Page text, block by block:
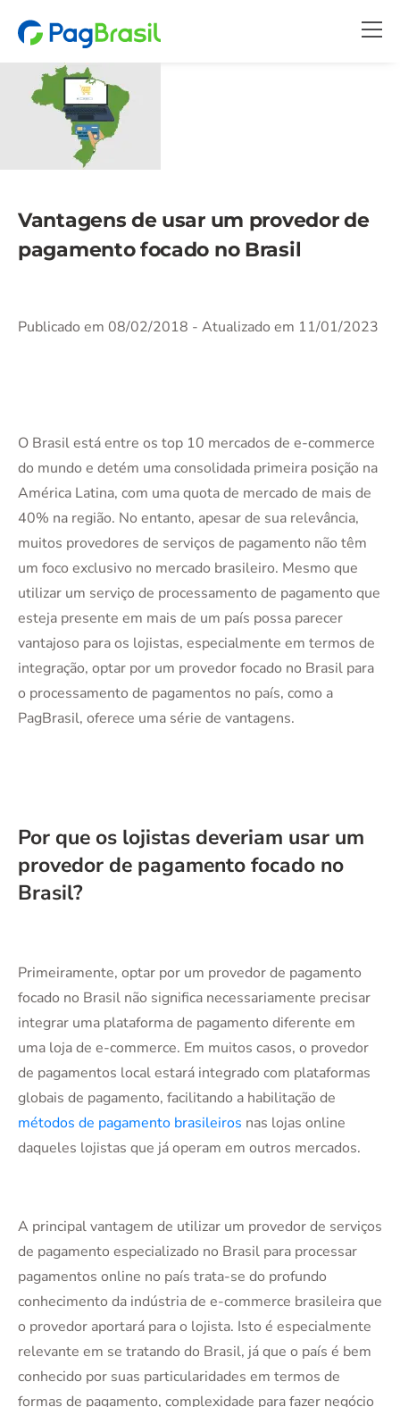
Vantagens de usar um provedor de
pagamento focado no Brasil
Publicado em 08/02/2018 - Atualizado em 11/01/2023
O Brasil está entre os top 10 mercados de e-commerce
do mundo e detém uma consolidada primeira posição na
América Latina, com uma quota de mercado de mais de
40% na região. No entanto, apesar de sua relevância,
muitos provedores de serviços de pagamento não têm
um foco exclusivo no mercado brasileiro. Mesmo que
utilizar um serviço de processamento de pagamento que
esteja presente em mais de um país possa parecer
vantajoso para os lojistas, especialmente em termos de
integração, optar por um provedor focado no Brasil para
o processamento de pagamentos no país, como a
PagBrasil, oferece uma série de vantagens.
Por que os lojistas deveriam usar um
provedor de pagamento focado no
Brasil?
Primeiramente, optar por um provedor de pagamento
focado no Brasil não significa necessariamente precisar
integrar uma plataforma de pagamento diferente em
uma loja de e-commerce. Em muitos casos, o provedor
de pagamentos local estará integrado com plataformas
globais de pagamento, facilitando a habilitação de
métodos de pagamento brasileiros nas lojas online
daqueles lojistas que já operam em outros mercados.
A principal vantagem de utilizar um provedor de serviços
de pagamento especializado no Brasil para processar
pagamentos online no país trata-se do profundo
conhecimento da indústria de e-commerce brasileira que
o provedor aportará para o lojista. Isto é especialmente
relevante em se tratando do Brasil, já que o país é bem
conhecido por suas particularidades em termos de
formas de pagamento, complexidade para fazer negócio